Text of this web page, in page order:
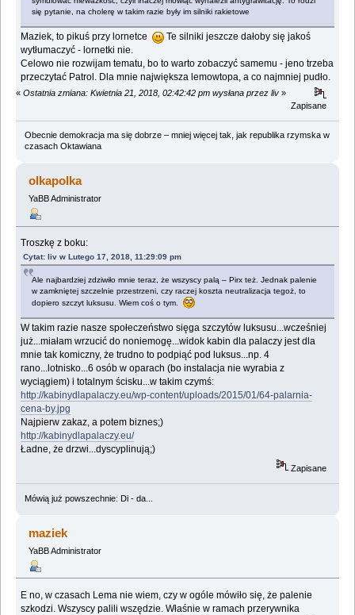
się pytanie, na cholerę w takim razie były im silniki rakietowe
Maziek, to pikuś przy lornetce
Te silniki jeszcze dałoby się jakoś
wytłumaczyć - lornetki nie.
Celowo nie rozwijam tematu, bo to warto zobaczyć samemu - jeno trzeba
przeczytać Patrol. Dla mnie największa lemowtopa, a co najmniej pudło.
« Ostatnia zmiana: Kwietnia 21, 2018, 02:42:42 pm wysłana przez liv »
Zapisane
Obecnie demokracja ma się dobrze – mniej więcej tak, jak republika rzymska w
czasach Oktawiana
olkapolka
YaBB Administrator
Troszkę z boku:
Cytat: liv w Lutego 17, 2018, 11:29:09 pm
Ale najbardziej zdziwiło mnie teraz, że wszyscy palą – Pirx też. Jednak palenie
w zamkniętej szczelnie przestrzeni, czy raczej koszta neutralizacja tegoż, to
dopiero szczyt luksusu. Wiem coś o tym.
W takim razie nasze społeczeństwo sięga szczytów luksusu...wcześniej
już...miałam wrzucić do noniemogę...widok kabin dla palaczy jest dla
mnie tak komiczny, że trudno to podpiąć pod luksus...np. 4
rano...lotnisko...6 osób w oparach (bo instalacja nie wyrabia z
wyciągiem) i totalnym ścisku...w takim czymś:
http://kabinydlapalaczy.eu/wp-content/uploads/2015/01/64-palarnia-
cena-by.jpg
Najpierw zakaz, a potem biznes;)
http://kabinydlapalaczy.eu/
Ładne, że drzwi...dyscyplinują;)
Zapisane
Mówią już powszechnie: Di - da...
maziek
YaBB Administrator
E no, w czasach Lema nie wiem, czy w ogóle mówiło się, że palenie
szkodzi. Wszyscy palili wszędzie. Właśnie w ramach przerywnika